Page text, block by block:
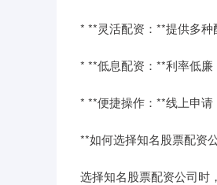
* **灵活配资：**提供多种
* **低息配资：**利率低廉
* **便捷操作：**线上申请
**如何选择知名股票配资
选择知名股票配资公司时